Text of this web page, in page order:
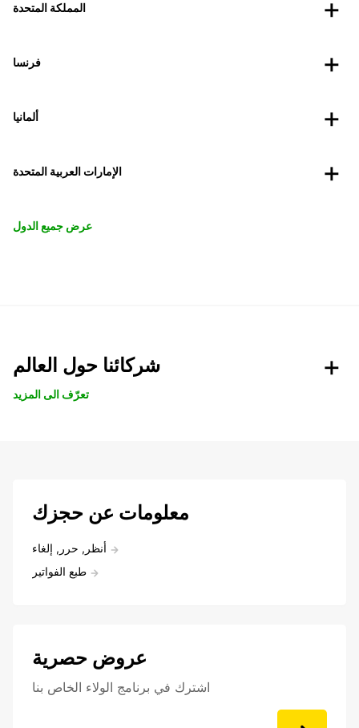
المملكة المتحدة
فرنسا
ألمانيا
الإمارات العربية المتحدة
عرض جميع الدول
شركائنا حول العالم
تعرّف الى المزيد
معلومات عن حجزك
أنظر, حرر, إلغاء
طبع الفواتير
عروض حصرية
اشترك في برنامج الولاء الخاص بنا